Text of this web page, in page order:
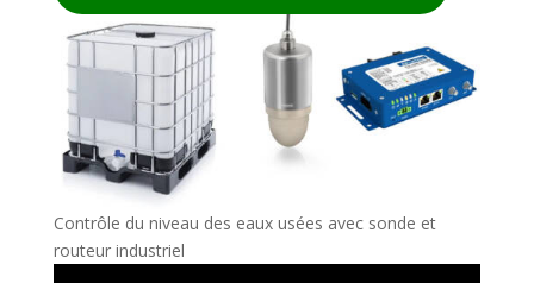
Contrôle du niveau des eaux usées avec sonde et
routeur industriel